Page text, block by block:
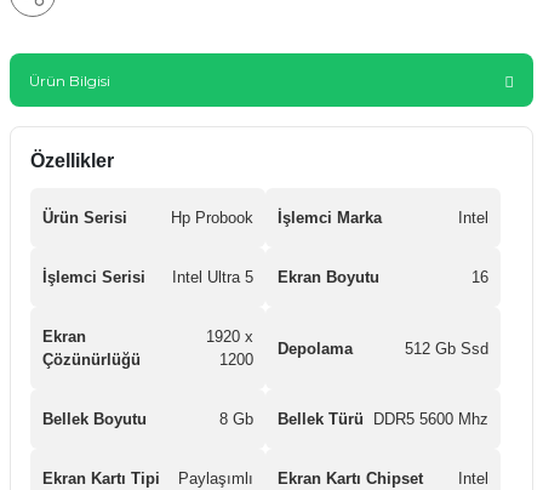
Ürün Bilgisi
Özellikler
Ürün Serisi Hp Probook İşlemci Marka Intel
İşlemci Serisi Intel Ultra 5 Ekran Boyutu 16
Ekran
Çözünürlüğü
1920 x
1200
Depolama 512 Gb Ssd
Bellek Boyutu 8 Gb Bellek Türü DDR5 5600 Mhz
Ekran Kartı Tipi Paylaşımlı Ekran Kartı Chipset Intel